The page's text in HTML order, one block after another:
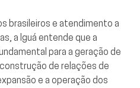
brasileiros e atendimento a
a Iguá entende que a
para a geração de
de relações de
e a operação dos